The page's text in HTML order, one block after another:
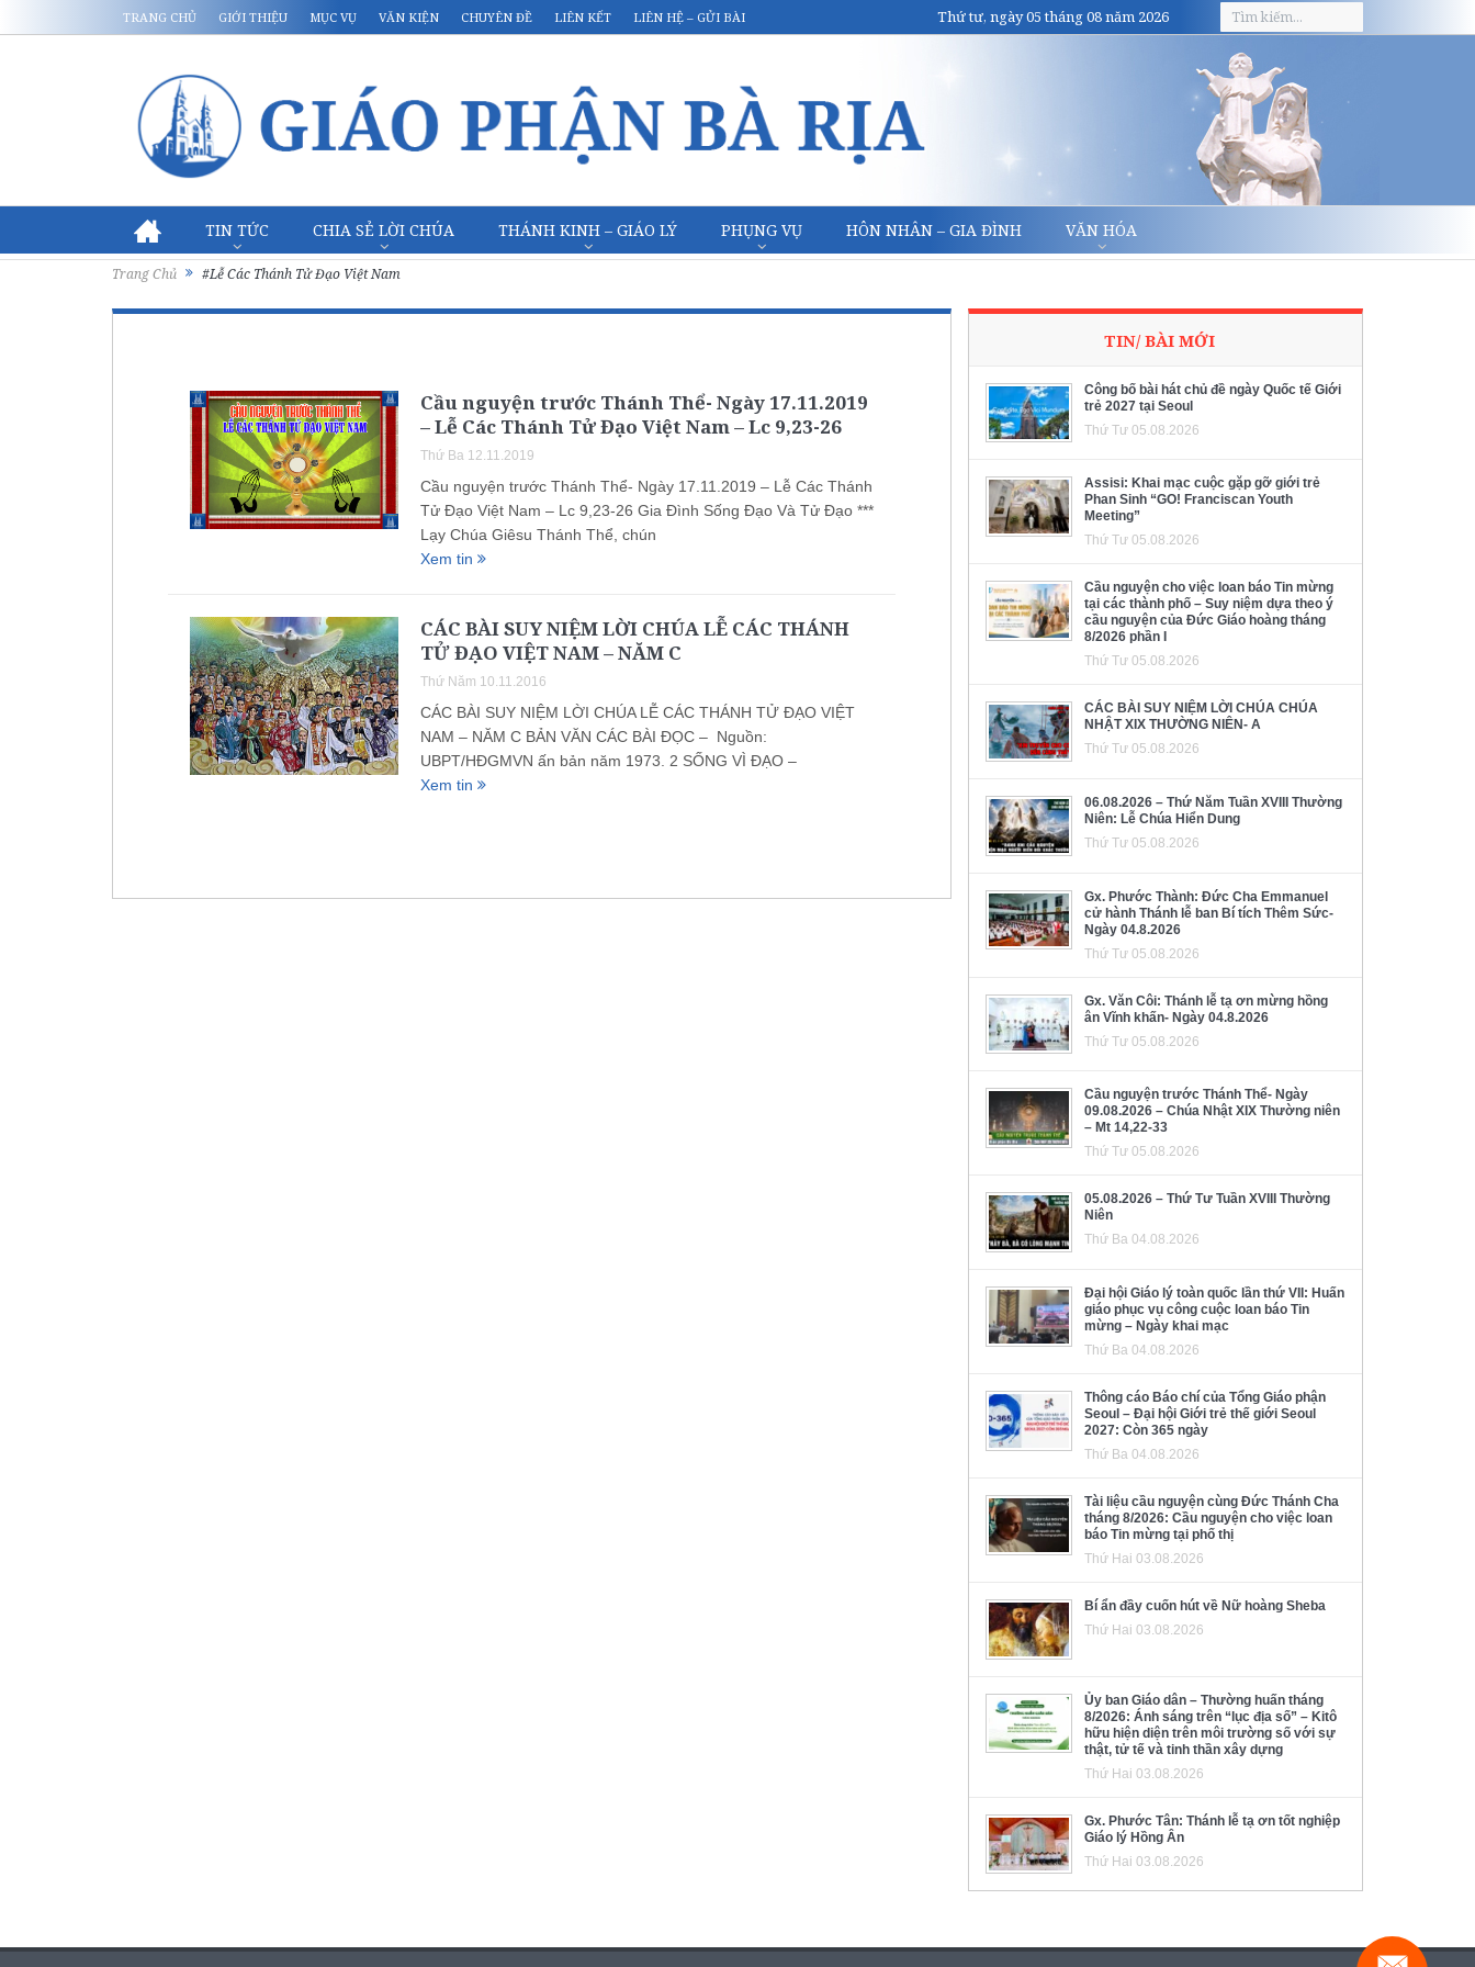
TRANG CHỦ GIỚI THIỆU MỤC VỤ VĂN KIỆN CHUYÊN ĐỀ LIÊN KẾT LIÊN HỆ – GỬI BÀI Thứ tư, ngày 05 tháng 08 năm 2026
TIN TỨC CHIA SẺ LỜI CHÚA THÁNH KINH – GIÁO LÝ PHỤNG VỤ HÔN NHÂN – GIA ĐÌNH VĂN HÓA
Trang Chủ #Lễ Các Thánh Tử Đạo Việt Nam
Cầu nguyện trước Thánh Thể- Ngày 17.11.2019
– Lễ Các Thánh Tử Đạo Việt Nam – Lc 9,23-26
Thứ Ba 12.11.2019
Cầu nguyện trước Thánh Thể- Ngày 17.11.2019 – Lễ Các Thánh
Tử Đạo Việt Nam – Lc 9,23-26 Gia Đình Sống Đạo Và Tử Đạo ***
Lạy Chúa Giêsu Thánh Thể, chún
Xem tin
CÁC BÀI SUY NIỆM LỜI CHÚA LỄ CÁC THÁNH
TỬ ĐẠO VIỆT NAM – NĂM C
Thứ Năm 10.11.2016
CÁC BÀI SUY NIỆM LỜI CHÚA LỄ CÁC THÁNH TỬ ĐẠO VIỆT
NAM – NĂM C BẢN VĂN CÁC BÀI ĐỌC – Nguồn:
UBPT/HĐGMVN ấn bản năm 1973. 2 SỐNG VÌ ĐẠO –
Xem tin
TIN/ BÀI MỚI
Công bố bài hát chủ đề ngày Quốc tế Giới
trẻ 2027 tại Seoul
Thứ Tư 05.08.2026
Assisi: Khai mạc cuộc gặp gỡ giới trẻ
Phan Sinh “GO! Franciscan Youth
Meeting”
Thứ Tư 05.08.2026
Cầu nguyện cho việc loan báo Tin mừng
tại các thành phố – Suy niệm dựa theo ý
cầu nguyện của Đức Giáo hoàng tháng
8/2026 phần I
Thứ Tư 05.08.2026
CÁC BÀI SUY NIỆM LỜI CHÚA CHÚA
NHẬT XIX THƯỜNG NIÊN- A
Thứ Tư 05.08.2026
06.08.2026 – Thứ Năm Tuần XVIII Thường
Niên: Lễ Chúa Hiển Dung
Thứ Tư 05.08.2026
Gx. Phước Thành: Đức Cha Emmanuel
cử hành Thánh lễ ban Bí tích Thêm Sức-
Ngày 04.8.2026
Thứ Tư 05.08.2026
Gx. Văn Côi: Thánh lễ tạ ơn mừng hồng
ân Vĩnh khấn- Ngày 04.8.2026
Thứ Tư 05.08.2026
Cầu nguyện trước Thánh Thể- Ngày
09.08.2026 – Chúa Nhật XIX Thường niên
– Mt 14,22-33
Thứ Tư 05.08.2026
05.08.2026 – Thứ Tư Tuần XVIII Thường
Niên
Thứ Ba 04.08.2026
Đại hội Giáo lý toàn quốc lần thứ VII: Huấn
giáo phục vụ công cuộc loan báo Tin
mừng – Ngày khai mạc
Thứ Ba 04.08.2026
Thông cáo Báo chí của Tổng Giáo phận
Seoul – Đại hội Giới trẻ thế giới Seoul
2027: Còn 365 ngày
Thứ Ba 04.08.2026
Tài liệu cầu nguyện cùng Đức Thánh Cha
tháng 8/2026: Cầu nguyện cho việc loan
báo Tin mừng tại phố thị
Thứ Hai 03.08.2026
Bí ẩn đầy cuốn hút về Nữ hoàng Sheba
Thứ Hai 03.08.2026
Ủy ban Giáo dân – Thường huấn tháng
8/2026: Ánh sáng trên “lục địa số” – Kitô
hữu hiện diện trên môi trường số với sự
thật, tử tế và tinh thần xây dựng
Thứ Hai 03.08.2026
Gx. Phước Tân: Thánh lễ tạ ơn tốt nghiệp
Giáo lý Hồng Ân
Thứ Hai 03.08.2026